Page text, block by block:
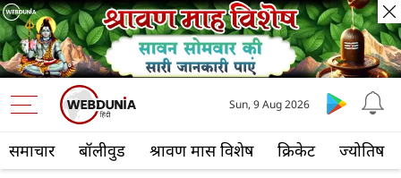
समाचार बॉलीवुड श्रावण मास विशेष क्रिकेट ज्योतिष
Sun, 9 Aug 2026